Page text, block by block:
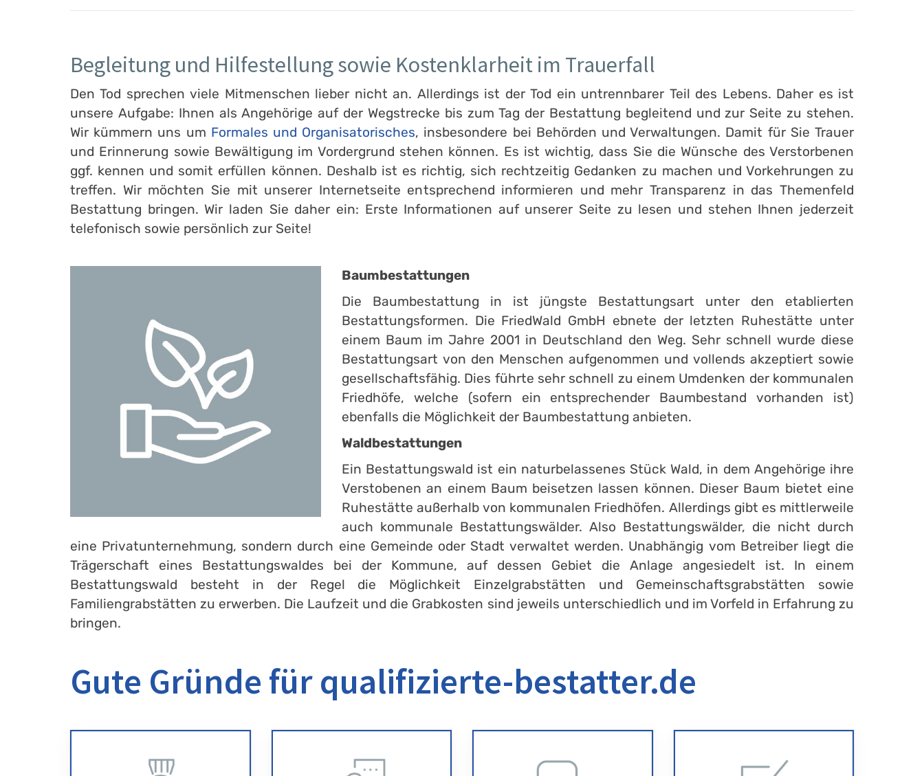
Begleitung und Hilfestellung sowie Kostenklarheit im Trauerfall
Den Tod sprechen viele Mitmenschen lieber nicht an. Allerdings ist der Tod ein untrennbarer Teil des Lebens. Daher es ist
unsere Aufgabe: Ihnen als Angehörige auf der Wegstrecke bis zum Tag der Bestattung begleitend und zur Seite zu stehen.
Wir kümmern uns um Formales und Organisatorisches, insbesondere bei Behörden und Verwaltungen. Damit für Sie Trauer
und Erinnerung sowie Bewältigung im Vordergrund stehen können. Es ist wichtig, dass Sie die Wünsche des Verstorbenen
ggf. kennen und somit erfüllen können. Deshalb ist es richtig, sich rechtzeitig Gedanken zu machen und Vorkehrungen zu
treffen. Wir möchten Sie mit unserer Internetseite entsprechend informieren und mehr Transparenz in das Themenfeld
Bestattung bringen. Wir laden Sie daher ein: Erste Informationen auf unserer Seite zu lesen und stehen Ihnen jederzeit
telefonisch sowie persönlich zur Seite!
Baumbestattungen
Die Baumbestattung in ist jüngste Bestattungsart unter den etablierten
Bestattungsformen. Die FriedWald GmbH ebnete der letzten Ruhestätte unter
einem Baum im Jahre 2001 in Deutschland den Weg. Sehr schnell wurde diese
Bestattungsart von den Menschen aufgenommen und vollends akzeptiert sowie
gesellschaftsfähig. Dies führte sehr schnell zu einem Umdenken der kommunalen
Friedhöfe, welche (sofern ein entsprechender Baumbestand vorhanden ist)
ebenfalls die Möglichkeit der Baumbestattung anbieten.
Waldbestattungen
Ein Bestattungswald ist ein naturbelassenes Stück Wald, in dem Angehörige ihre
Verstobenen an einem Baum beisetzen lassen können. Dieser Baum bietet eine
Ruhestätte außerhalb von kommunalen Friedhöfen. Allerdings gibt es mittlerweile
auch kommunale Bestattungswälder. Also Bestattungswälder, die nicht durch
eine Privatunternehmung, sondern durch eine Gemeinde oder Stadt verwaltet werden. Unabhängig vom Betreiber liegt die
Trägerschaft eines Bestattungswaldes bei der Kommune, auf dessen Gebiet die Anlage angesiedelt ist. In einem
Bestattungswald besteht in der Regel die Möglichkeit Einzelgrabstätten und Gemeinschaftsgrabstätten sowie
Familiengrabstätten zu erwerben. Die Laufzeit und die Grabkosten sind jeweils unterschiedlich und im Vorfeld in Erfahrung zu
bringen.
Gute Gründe für qualifizierte-bestatter.de